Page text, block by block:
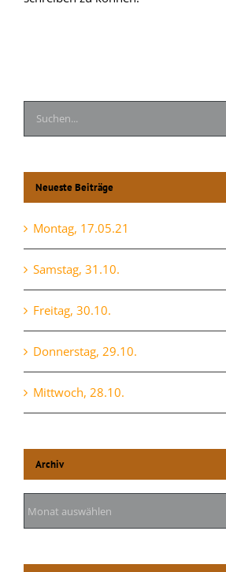
Suche
nach:
Neueste Beiträge
Montag, 17.05.21
Samstag, 31.10.
Freitag, 30.10.
Donnerstag, 29.10.
Mittwoch, 28.10.
Archiv
Archiv